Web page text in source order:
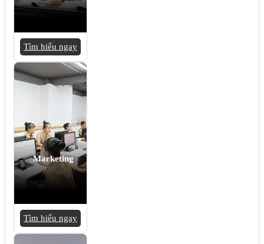
Tìm hiểu ngay
Marketing
Tìm hiểu ngay